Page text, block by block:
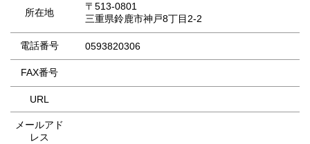
所在地
〒513-0801
三重県鈴鹿市神戸8丁目2-2
電話番号 0593820306
FAX番号
URL
メールアド
レス